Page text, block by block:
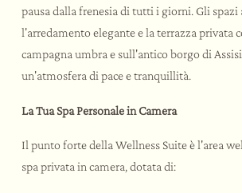
pausa dalla frenesia di tutti i giorni. Gli
l'arredamento elegante e la terrazza privata
campagna umbra e sull'antico borgo di
un'atmosfera di pace e tranquillità.
La Tua Spa Personale in Camera
Il punto forte della Wellness Suite è l'area
spa privata in camera, dotata di: